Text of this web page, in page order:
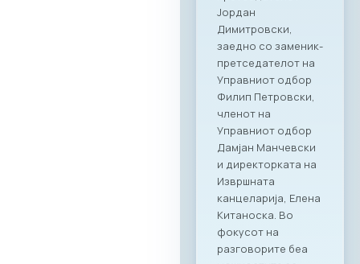
претставува прва
организирана
„business bridge“
платформа помеѓу
македонскиот и
грчкиот ИКТ
сектор, со цел
поттикнување на
регионалниот
раст, отворање
нови пазари и
воспоставување
директни
партнерства
помеѓу компаниите